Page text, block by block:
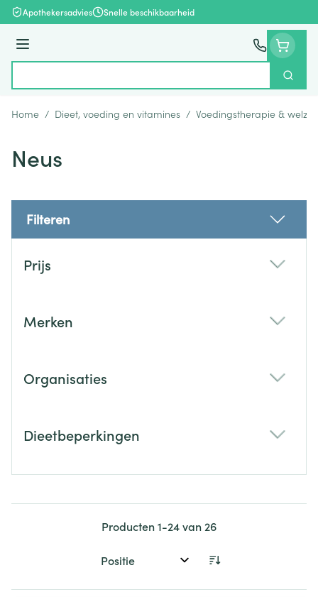
Ga naar de inhoud
Apothekersadvies Snelle beschikbaarheid
Menu
Zoek
Home / Dieet, voeding en vitamines / Voedingstherapie & welzijn
Neus
Filteren
Prijs
Merken
Organisaties
Dieetbeperkingen
Producten1-24van 26
Sorteer op: